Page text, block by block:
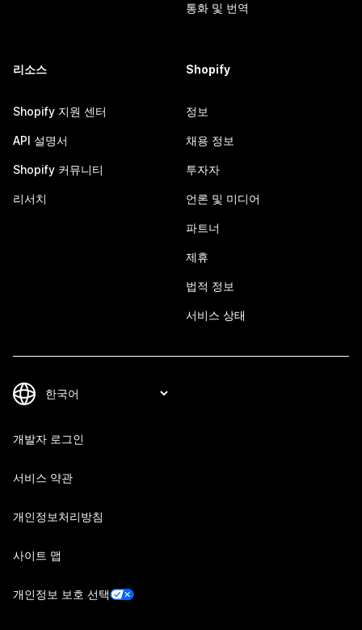
통화 및 번역
리소스
Shopify 지원 센터
API 설명서
Shopify 커뮤니티
리서치
Shopify
정보
채용 정보
투자자
언론 및 미디어
파트너
제휴
법적 정보
서비스 상태
개발자 로그인
서비스 약관
개인정보처리방침
사이트 맵
개인정보 보호 선택